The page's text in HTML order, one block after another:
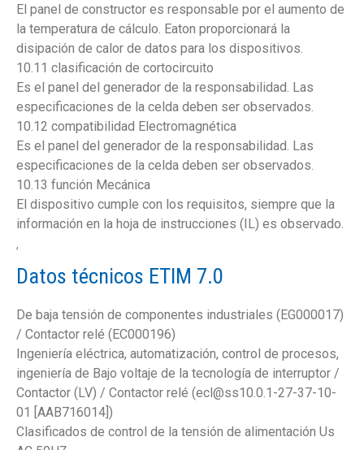
El panel de constructor es responsable por el aumento de
la temperatura de cálculo. Eaton proporcionará la
disipación de calor de datos para los dispositivos.
10.11 clasificación de cortocircuito
Es el panel del generador de la responsabilidad. Las
especificaciones de la celda deben ser observados.
10.12 compatibilidad Electromagnética
Es el panel del generador de la responsabilidad. Las
especificaciones de la celda deben ser observados.
10.13 función Mecánica
El dispositivo cumple con los requisitos, siempre que la
información en la hoja de instrucciones (IL) es observado.
,
Datos técnicos ETIM 7.0
De baja tensión de componentes industriales (EG000017)
/ Contactor relé (EC000196)
Ingeniería eléctrica, automatización, control de procesos,
ingeniería de Bajo voltaje de la tecnología de interruptor /
Contactor (LV) / Contactor relé (ecl@ss10.0.1-27-37-10-
01 [AAB716014])
Clasificados de control de la tensión de alimentación Us